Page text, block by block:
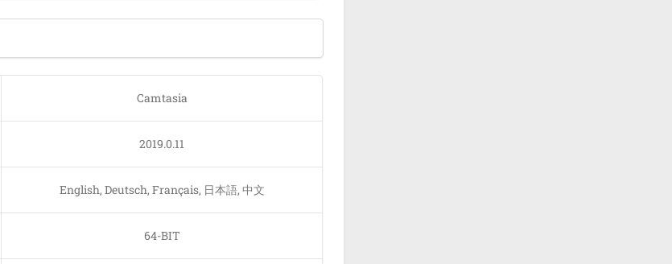
Camtasia
2019.0.11
English, Deutsch, Français, 日本語, 中文
64-BIT